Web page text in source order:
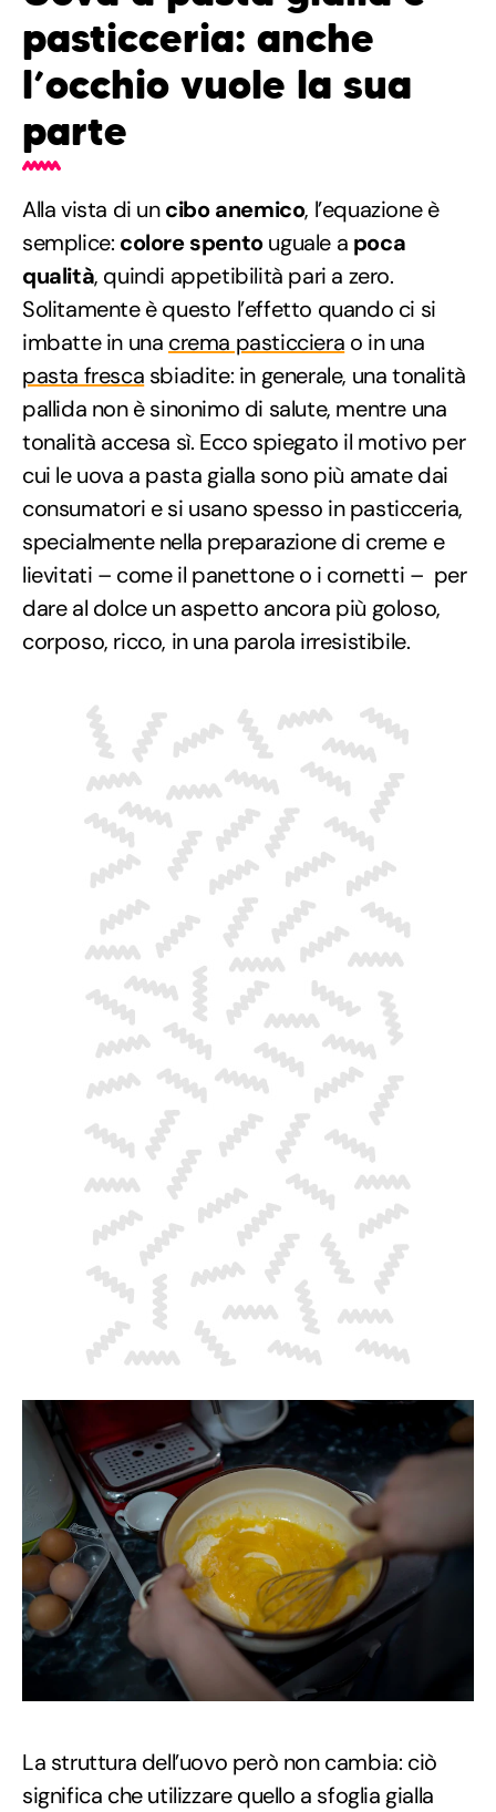
pasticceria: anche
l’occhio vuole la sua
parte
Alla vista di uncibo anemico, l’equazione è
semplice: colore spentouguale a poca
qualità, quindi appetibilità pari a zero.
Solitamente è questo l’effetto quando ci si
imbatte in una crema pasticciera o in una
pasta fresca sbiadite: in generale, una tonalità
pallida non è sinonimo di salute, mentre una
tonalità accesa sì. Ecco spiegato il motivo per
cui le uova a pasta gialla sono più amate dai
consumatori e si usano spesso in pasticceria,
specialmente nella preparazione di creme e
lievitati – come il panettone o i cornetti – per
dare al dolce un aspetto ancora più goloso,
corposo, ricco, in una parola irresistibile.
La struttura dell’uovo però non cambia: ciò
significa che utilizzare quello a sfoglia gialla